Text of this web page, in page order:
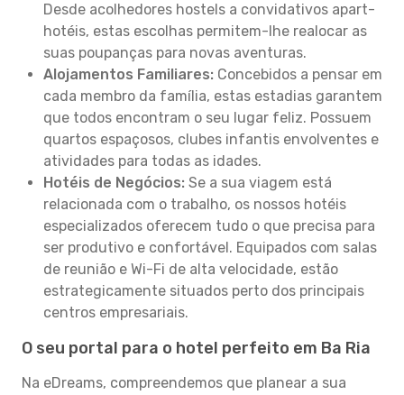
Desde acolhedores hostels a convidativos apart-
hotéis, estas escolhas permitem-lhe realocar as
suas poupanças para novas aventuras.
Alojamentos Familiares: Concebidos a pensar em
cada membro da família, estas estadias garantem
que todos encontram o seu lugar feliz. Possuem
quartos espaçosos, clubes infantis envolventes e
atividades para todas as idades.
Hotéis de Negócios: Se a sua viagem está
relacionada com o trabalho, os nossos hotéis
especializados oferecem tudo o que precisa para
ser produtivo e confortável. Equipados com salas
de reunião e Wi-Fi de alta velocidade, estão
estrategicamente situados perto dos principais
centros empresariais.
O seu portal para o hotel perfeito em Ba Ria
Na eDreams, compreendemos que planear a sua